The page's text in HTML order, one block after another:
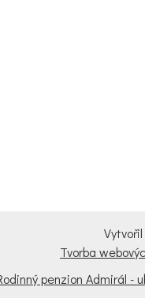
Vytvořil
Tvorba
penzion Admirál -